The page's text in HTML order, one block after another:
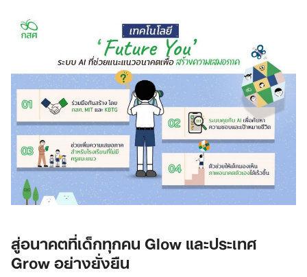
สู่อนาคตที่เด็กทุกคน Glow และประเทศ
Grow อย่างยั่งยืน